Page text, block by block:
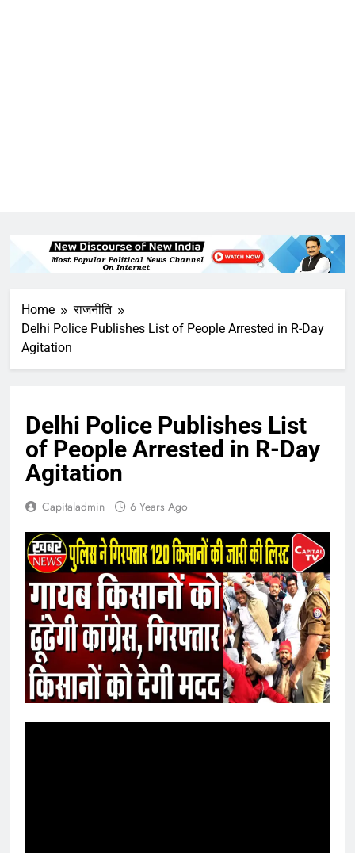
Home
राजनीति
Delhi Police Publishes List of People Arrested in R-Day
Agitation
Delhi Police Publishes List
of People Arrested in R-Day
Agitation
Capitaladmin 6 Years Ago